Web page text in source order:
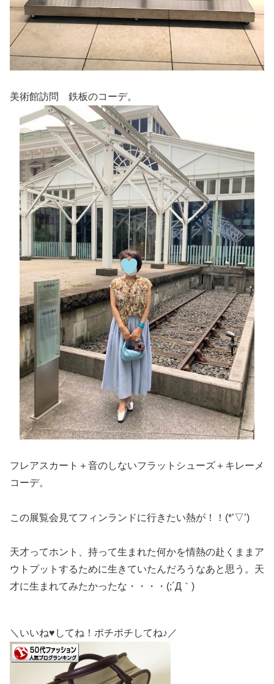
美術館訪問 鉄板のコーデ。
フレアスカート＋音のしないフラットシューズ＋キレーメ
コーデ。
この展覧会見てフィンランドに行きたい熱が！！(*’▽’)
天才ってホント、持って生まれた何かを情熱の赴くままア
ウトプットするために生きていたんだろうなあと思う。天
才に生まれてみたかったな・・・・(;´Д｀)
＼いいね♥してね！ポチポチしてね♪／